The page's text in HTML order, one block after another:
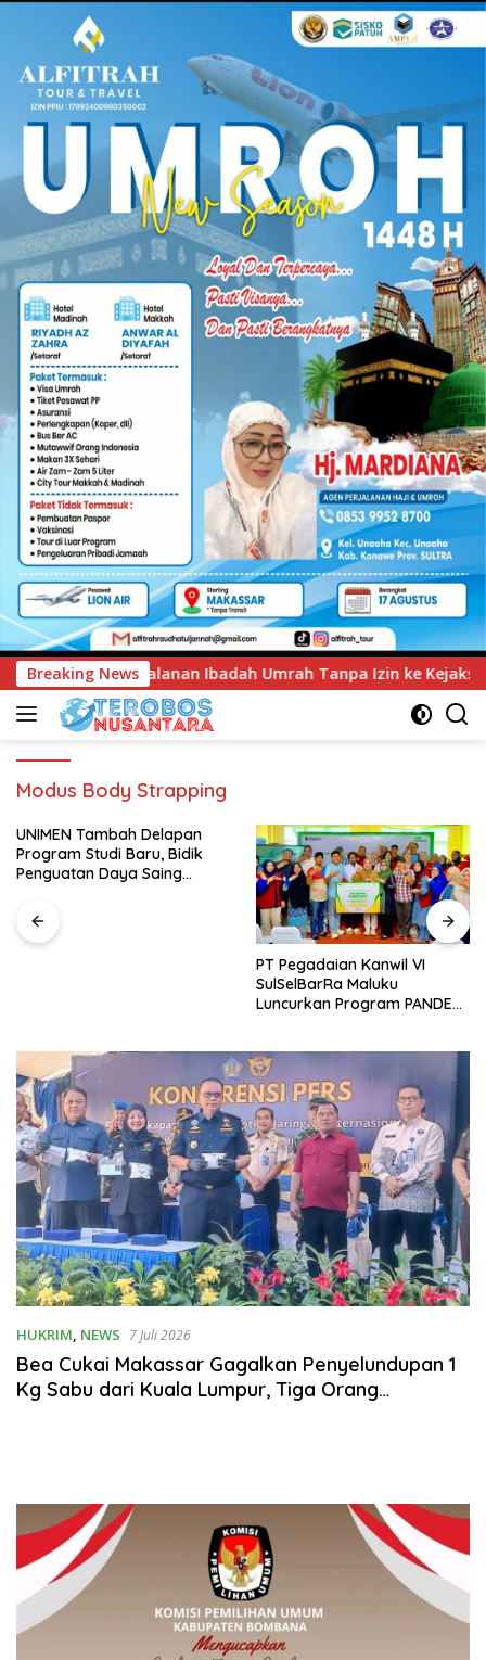
Breaking News
Umrah Tanpa Izin ke Kejaksaan UNIMEN Tambah
Modus Body Strapping
UNIMEN Tambah Delapan
Program Studi Baru, Bidik
Penguatan Daya Saing
PT Pegadaian Kanwil VI
SulSelBarRa Maluku
Luncurkan Program PANDE
HUKRIM, NEWS 7 Juli 2026
Bea Cukai Makassar Gagalkan Penyelundupan 1
Kg Sabu dari Kuala Lumpur, Tiga Orang